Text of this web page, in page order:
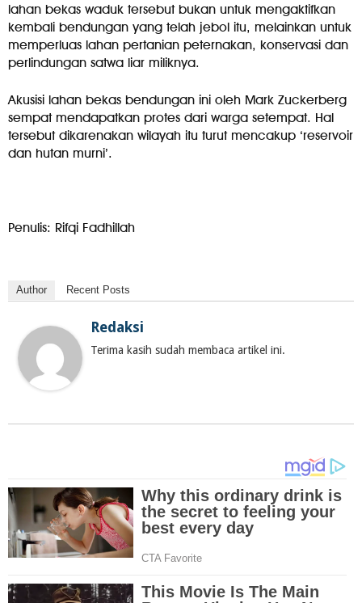
lahan bekas waduk tersebut bukan untuk mengaktifkan
kembali bendungan yang telah jebol itu, melainkan untuk
memperluas lahan pertanian peternakan, konservasi dan
perlindungan satwa liar miliknya.
Akusisi lahan bekas bendungan ini oleh Mark Zuckerberg
sempat mendapatkan protes dari warga setempat. Hal
tersebut dikarenakan wilayah itu turut mencakup ‘reservoir
dan hutan murni’.
Penulis: Rifqi Fadhillah
Author Recent Posts
Redaksi
Terima kasih sudah membaca artikel ini.